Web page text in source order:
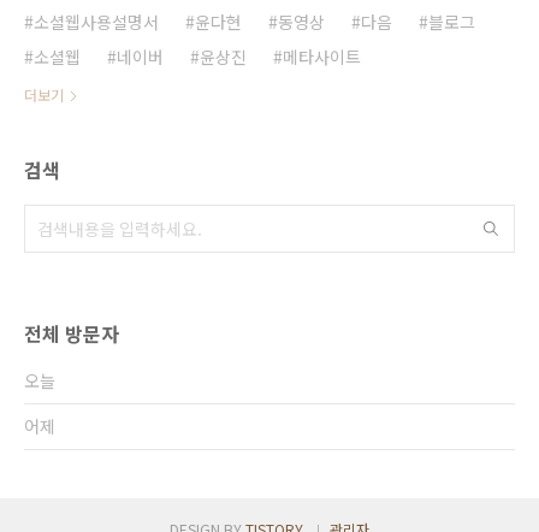
소셜웹사용설명서
윤다현 동영상 다음
블로그
소셜웹
네이버 윤상진 메타사이트
더보기
검색
전체 방문자
오늘
어제